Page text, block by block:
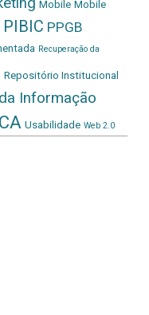
Mobile Mobile
PIBIC PPGB
Recuperação da
Repositório Institucional
Informação
Usabilidade Web 2.0